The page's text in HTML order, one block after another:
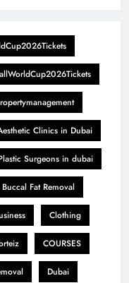
Clinics in Dubai
Surgeons in dubai
Buccal Fat Removal
Clothing
COURSES
Dubai